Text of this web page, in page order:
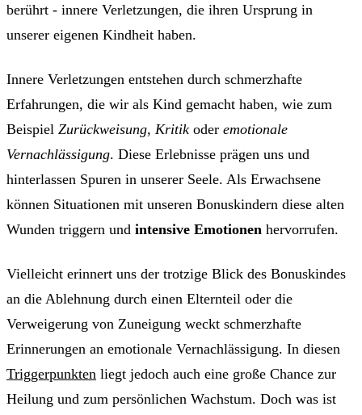
berührt - innere Verletzungen, die ihren Ursprung in
unserer eigenen Kindheit haben.
Innere Verletzungen entstehen durch schmerzhafte
Erfahrungen, die wir als Kind gemacht haben, wie zum
Beispiel Zurückweisung, Kritik oder emotionale
Vernachlässigung. Diese Erlebnisse prägen uns und
hinterlassen Spuren in unserer Seele. Als Erwachsene
können Situationen mit unseren Bonuskindern diese alten
Wunden triggern und intensive Emotionen hervorrufen.
Vielleicht erinnert uns der trotzige Blick des Bonuskindes
an die Ablehnung durch einen Elternteil oder die
Verweigerung von Zuneigung weckt schmerzhafte
Erinnerungen an emotionale Vernachlässigung. In diesen
Triggerpunkten liegt jedoch auch eine große Chance zur
Heilung und zum persönlichen Wachstum. Doch was ist